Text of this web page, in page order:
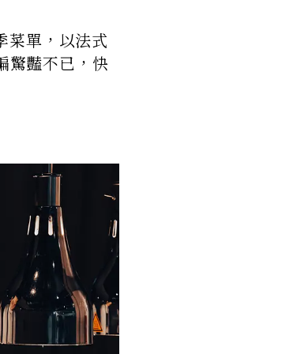
單，以法式
驚豔不已，快